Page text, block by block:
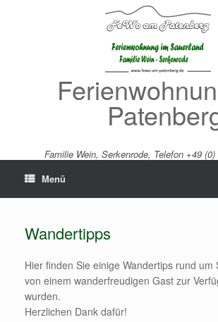
Familie Wein, Serkenrode, Telefon +49
Menü
Wandertipps
Hier finden Sie einige Wandertips rund um
von einem wanderfreudigen Gast zur
wurden.
Herzlichen Dank dafür!